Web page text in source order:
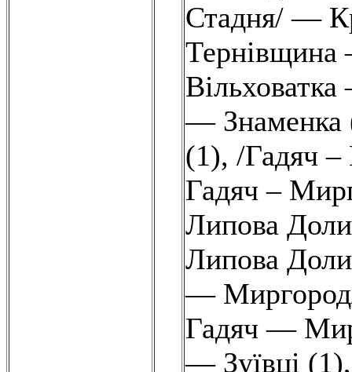
Стадня/ —
— Знаменка
(1), /Гадяч –
Гадяч –
Липова
Липова
—
Гадяч —
— Зуївці (1)